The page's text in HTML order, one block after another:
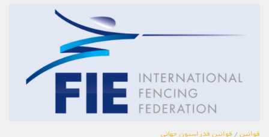
قوانین/ قوانین فدراسیون جهانی